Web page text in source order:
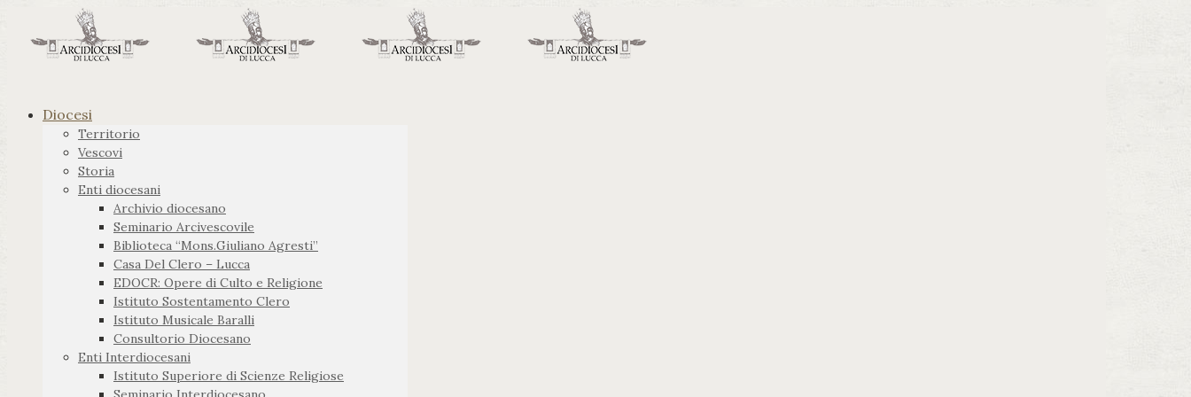
Diocesi
Territorio
Vescovi
Storia
Enti diocesani
Archivio diocesano
Seminario Arcivescovile
Biblioteca “Mons.Giuliano Agresti”
Casa Del Clero – Lucca
EDOCR: Opere di Culto e Religione
Istituto Sostentamento Clero
Istituto Musicale Baralli
Consultorio Diocesano
Enti Interdiocesani
Istituto Superiore di Scienze Religiose